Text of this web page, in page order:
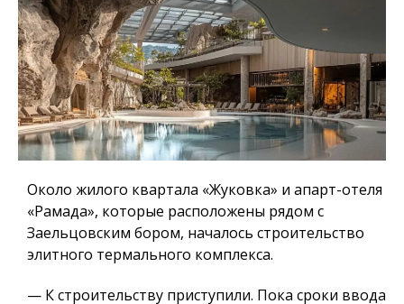
Около жилого квартала «Жуковка» и апарт-отеля
«Рамада», которые расположены рядом с
Заельцовским бором, началось строительство
элитного термального комплекса.
— К строительству приступили. Пока сроки ввода